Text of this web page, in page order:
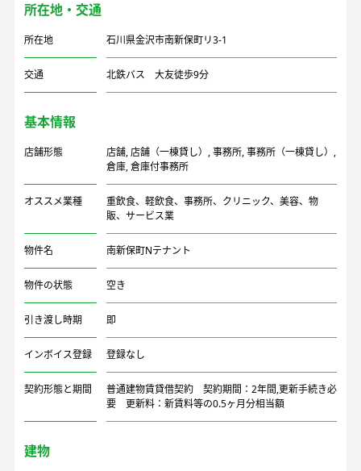
所在地・交通
所在地 石川県金沢市南新保町リ3-1
交通 北鉄バス 大友徒歩9分
基本情報
店舗形態 店舗,店舗（一棟貸し） ,事務所,事務所（一棟貸し） ,
倉庫,倉庫付事務所
オススメ業種
重飲食、軽飲食、事務所、クリニック、美容、物
販、サービス業
物件名 南新保町Nテナント
物件の状態 空き
引き渡し時期 即
インボイス登録 登録なし
契約形態と期間
普通建物賃貸借契約 契約期間：2年間,更新手続き必
要 更新料：新賃料等の0.5ヶ月分相当額
建物